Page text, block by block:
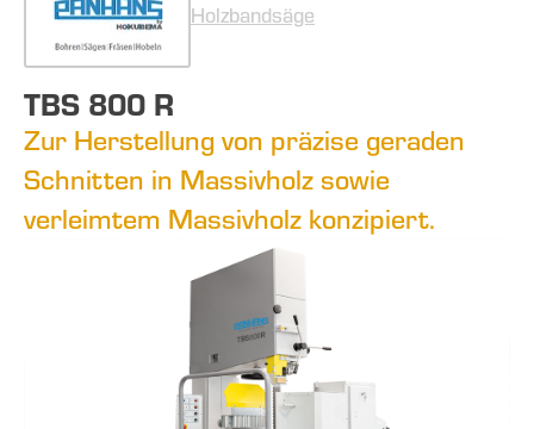
Holzbandsäge
TBS 800 R
Zur Herstellung von präzise geraden
Schnitten in Massivholz sowie
verleimtem Massivholz konzipiert.